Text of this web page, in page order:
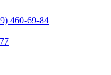
460-69-84